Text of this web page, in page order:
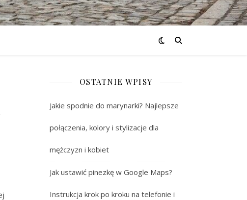
OSTATNIE WPISY
Jakie spodnie do marynarki? Najlepsze
połączenia, kolory i stylizacje dla
mężczyzn i kobiet
Jak ustawić pinezkę w Google Maps?
Instrukcja krok po kroku na telefonie i